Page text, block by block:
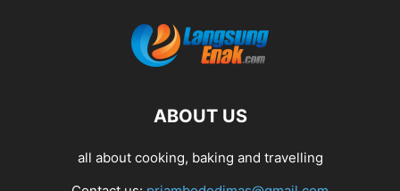
ABOUT US
all about cooking, baking and travelling